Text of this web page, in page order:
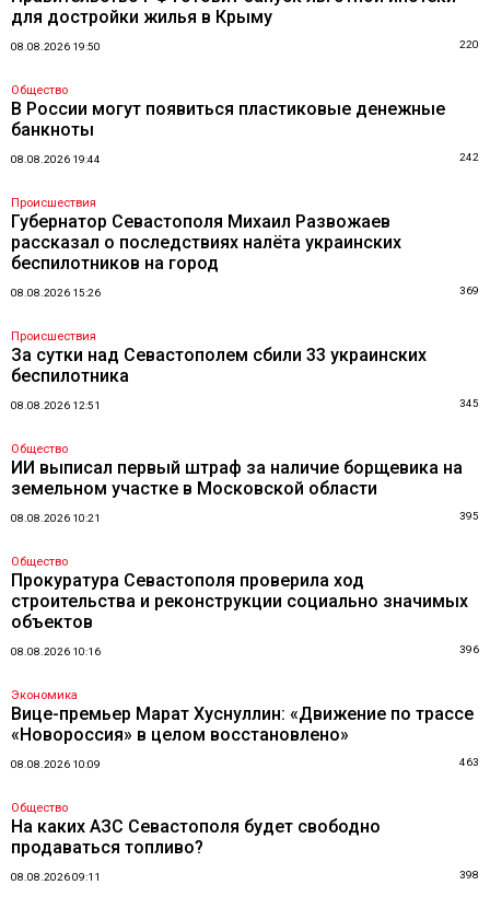
для достройки жилья в Крыму
08.08.2026 19:50 220
Общество
В России могут появиться пластиковые денежные
банкноты
08.08.2026 19:44 242
Происшествия
Губернатор Севастополя Михаил Развожаев
рассказал о последствиях налёта украинских
беспилотников на город
08.08.2026 15:26 369
Происшествия
За сутки над Севастополем сбили 33 украинских
беспилотника
08.08.2026 12:51 345
Общество
ИИ выписал первый штраф за наличие борщевика на
земельном участке в Московской области
08.08.2026 10:21 395
Общество
Прокуратура Севастополя проверила ход
строительства и реконструкции социально значимых
объектов
08.08.2026 10:16 396
Экономика
Вице-премьер Марат Хуснуллин: «Движение по трассе
«Новороссия» в целом восстановлено»
08.08.2026 10:09 463
Общество
На каких АЗС Севастополя будет свободно
продаваться топливо?
08.08.2026 09:11 398